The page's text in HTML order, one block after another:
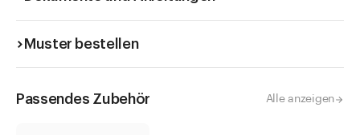
Muster bestellen
Passendes Zubehör Alle anzeigen